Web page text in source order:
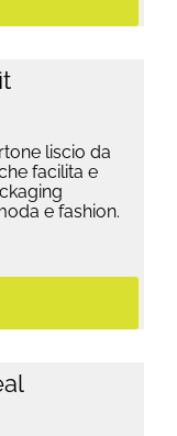
liscio da
facilita e
e fashion.